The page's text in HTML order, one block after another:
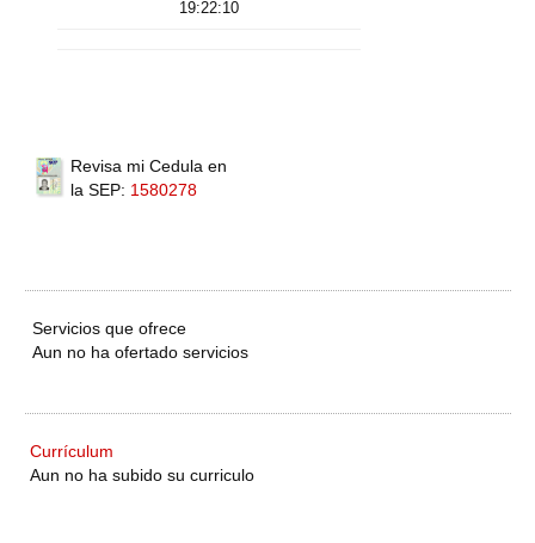
19:22:10
Revisa mi Cedula en
la SEP: 1580278
Servicios que ofrece
Aun no ha ofertado servicios
Currículum
Aun no ha subido su curriculo